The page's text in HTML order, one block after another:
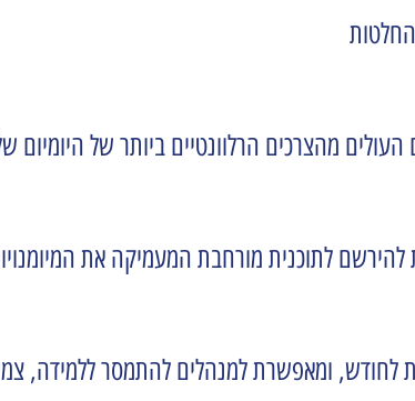
מהצרכים הרלוונטיים ביותר של
לתוכנית מורחבת המעמיקה את
ומאפשרת למנהלים להתמסר ללמידה,